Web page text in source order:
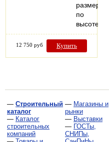
размеров
по
высоте…
12 750 руб Купить
— Строительный
каталог
— Каталог
строительных
компаний
— Магазины и
рынки
— Выставки
— ГОСТы,
СНИПы,